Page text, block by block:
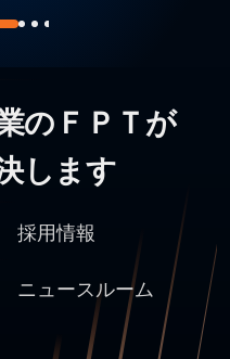
のＦＰＴが
します
採用情報
ニュースルーム